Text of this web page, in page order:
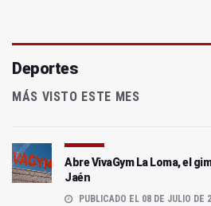
Deportes
MÁS VISTO ESTE MES
Abre VivaGym La Loma, el
Jaén
PUBLICADO EL 08 DE JULIO DE